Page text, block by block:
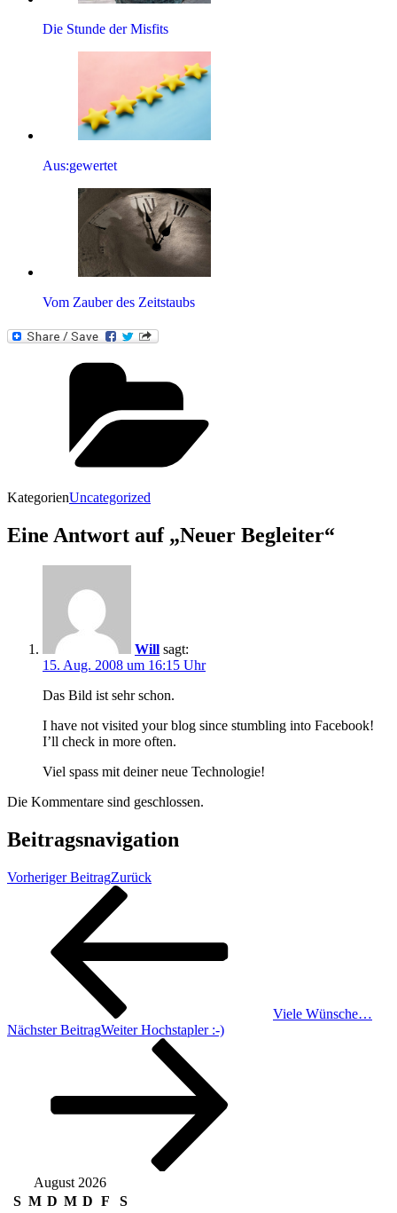
Die Stunde der Misfits
Aus:gewertet
Vom Zauber des Zeitstaubs
KategorienUncategorized
Eine Antwort auf „Neuer Begleiter“
Will sagt:
15. Aug. 2008 um 16:15 Uhr
Das Bild ist sehr schon.
I have not visited your blog since stumbling into Facebook!
I’ll check in more often.
Viel spass mit deiner neue Technologie!
Die Kommentare sind geschlossen.
Beitragsnavigation
Vorheriger BeitragZurück
Viele Wünsche…
Nächster BeitragWeiter Hochstapler :-)
August 2026
S M D M D F
S